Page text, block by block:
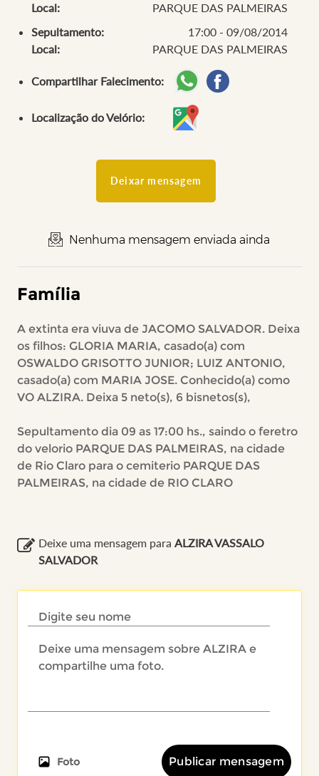
Local:
PARQUE DAS PALMEIRAS
Sepultamento:
17:00 - 09/08/2014
Local:
PARQUE DAS PALMEIRAS
Compartilhar Falecimento:
Localização do Velório:
Deixar mensagem
Nenhuma mensagem enviada ainda
Família
A extinta era viuva de JACOMO SALVADOR. Deixa
os filhos: GLORIA MARIA, casado(a) com
OSWALDO GRISOTTO JUNIOR; LUIZ ANTONIO,
casado(a) com MARIA JOSE. Conhecido(a) como
VO ALZIRA. Deixa 5 neto(s), 6 bisnetos(s),
Sepultamento dia 09 as 17:00 hs., saindo o feretro
do velorio PARQUE DAS PALMEIRAS, na cidade
de Rio Claro para o cemiterio PARQUE DAS
PALMEIRAS, na cidade de RIO CLARO
Deixe uma mensagem para ALZIRA VASSALO
SALVADOR
Foto Publicar mensagem